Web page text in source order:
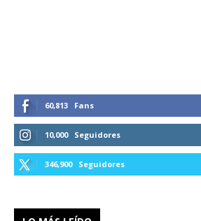
60,813 Fans
10,000 Seguidores
346,900 Seguidores